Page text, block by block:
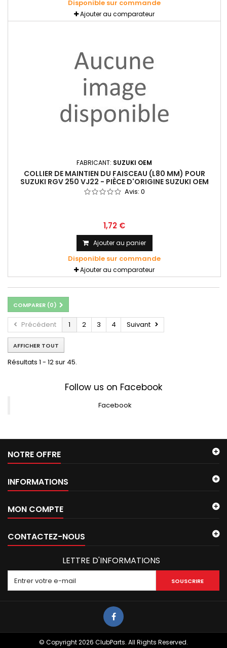
Disponible sur commande
Ajouter au comparateur
FABRICANT: SUZUKI OEM
COLLIER DE MAINTIEN DU FAISCEAU (L80 MM) POUR
SUZUKI RGV 250 VJ22 - PIÈCE D'ORIGINE SUZUKI OEM
Avis: 0
1,72 €
Ajouter au panier
Disponible sur commande
Ajouter au comparateur
COMPARER (0)
Précédent 1 2 3 4 Suivant
AFFICHER TOUT
Résultats 1 - 12 sur 45.
Follow us on Facebook
Facebook
NOTRE OFFRE
INFORMATIONS
© Copyright 2026 ClubParts. All Rights Reserved.
MON COMPTE
CONTACTEZ-NOUS
LETTRE D'INFORMATIONS
SOUSCRIRE